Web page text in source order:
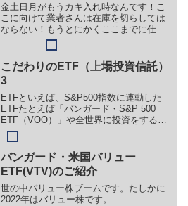
金土日月がもうカキ入れ時なんです！こ
こに向けて業者さんは在庫を切らしては
ならない！もうとにかくここまでに仕入
れを増やしたのです！！
こだわりのETF（上場投資信託）
3
ETFといえば、S&P500指数に連動した
ETFたとえば「バンガード・S&P 500
ETF（VOO）」や全世界に投資をする
「バンガード・トータル・ワールド・ス
トックETF（VT）」などが挙げられます
が、今回はそれ以外にも長期投資で利益
が見込めるETFをご紹介したいとおもい
ます。
バンガード・米国バリュー
ETF(VTV)のご紹介
世の中バリュー株ブームです。たしかに
2022年はバリュー株です。